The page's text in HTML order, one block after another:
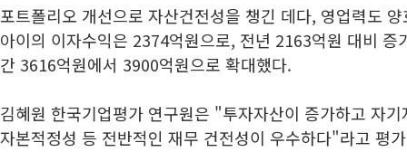
포트폴리오 개선으로 자산건전성을 챙긴 데다, 영업력도
아이의 이자수익은 2374억원으로, 전년 2163억원 대비 증
간 3616억원에서 3900억원으로 확대했다.
김혜원 한국기업평가 연구원은 "투자자산이 증가하고 자
자본적정성 등 전반적인 재무 건전성이 우수하다"라고 평